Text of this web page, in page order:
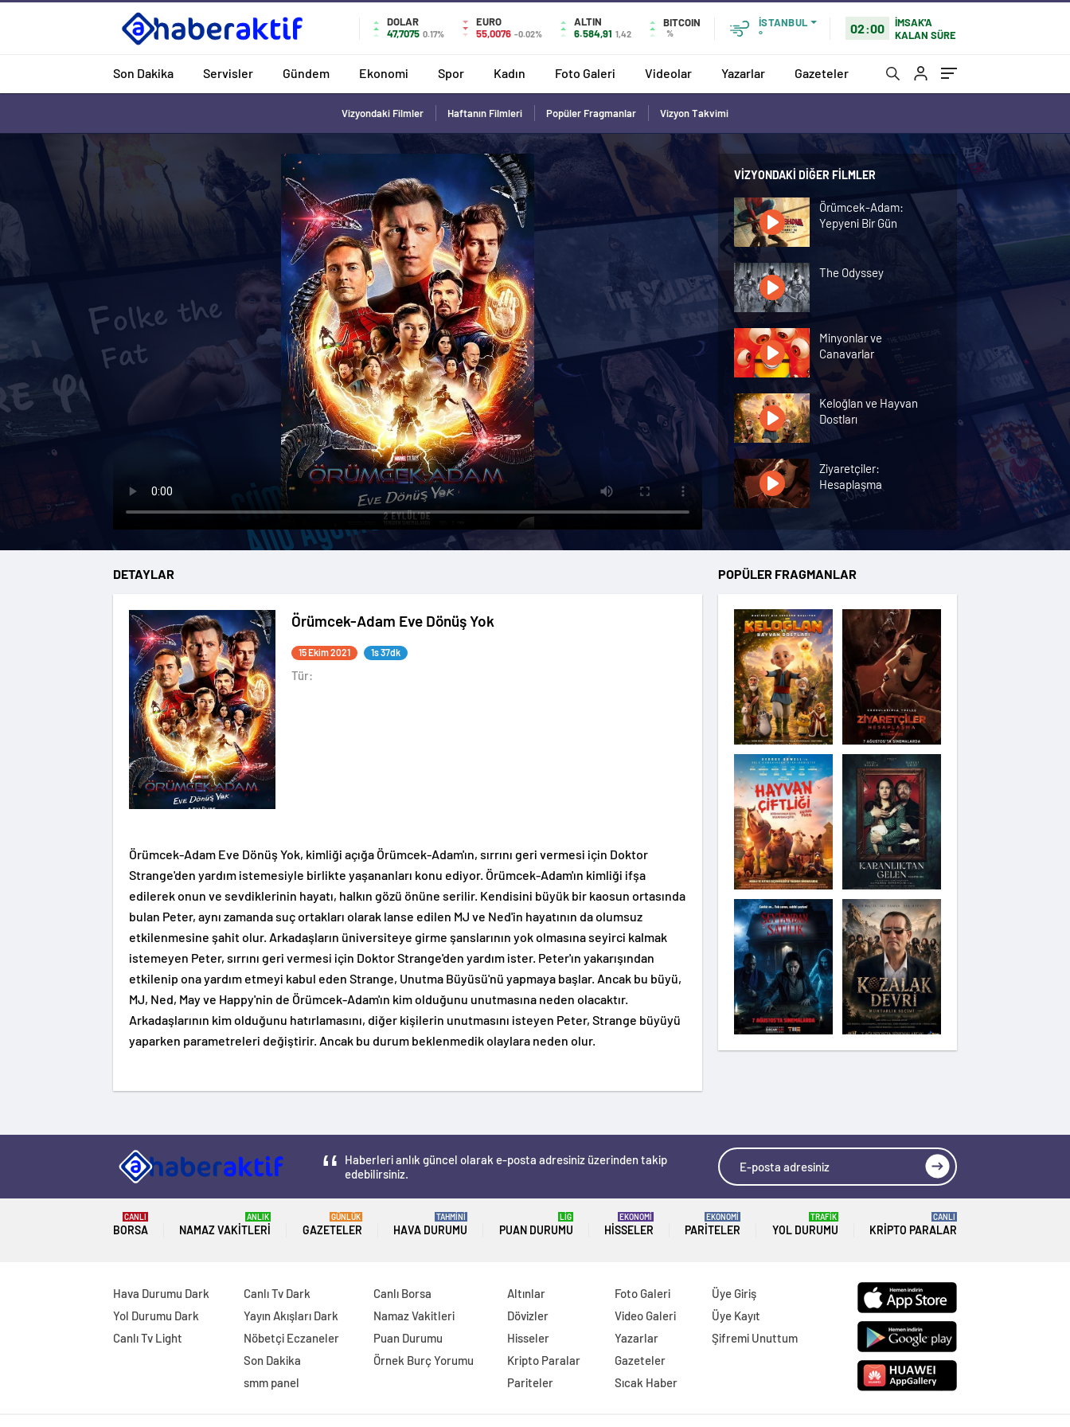
DOLAR
47,7075 0.17%
EURO
55,0076 -0.02%
ALTIN
6.584,91 1,42
BITCOIN
%
İSTANBUL
°
02:00
İMSAK'A
KALAN SÜRE
Son Dakika Servisler Gündem Ekonomi Spor Kadın Foto Galeri Videolar Yazarlar Gazeteler
Vizyondaki Filmler Haftanın Filmleri Popüler Fragmanlar Vizyon Takvimi
VIZYONDAKI DIĞER FILMLER
Örümcek-Adam:
Yepyeni Bir Gün
The Odyssey
Minyonlar ve
Canavarlar
Keloğlan ve Hayvan
Dostları
Ziyaretçiler:
Hesaplaşma
Nasreddin Hoca:
Zaman Yolcusu 4
Hayvan Çiftliği
Karanlıktan Gelen
Şeytandan Satılık
Moana
Kozalak Devri
DETAYLAR
Örümcek-Adam Eve Dönüş Yok
15 Ekim 2021 1s 37dk
Tür:
Örümcek-Adam Eve Dönüş Yok, kimliği açığa Örümcek-Adam'ın, sırrını geri vermesi için Doktor
Strange'den yardım istemesiyle birlikte yaşananları konu ediyor. Örümcek-Adam'ın kimliği ifşa
edilerek onun ve sevdiklerinin hayatı, halkın gözü önüne serilir. Kendisini büyük bir kaosun ortasında
bulan Peter, aynı zamanda suç ortakları olarak lanse edilen MJ ve Ned'in hayatının da olumsuz
etkilenmesine şahit olur. Arkadaşların üniversiteye girme şanslarının yok olmasına seyirci kalmak
istemeyen Peter, sırrını geri vermesi için Doktor Strange'den yardım ister. Peter'ın yakarışından
etkilenip ona yardım etmeyi kabul eden Strange, Unutma Büyüsü'nü yapmaya başlar. Ancak bu büyü,
MJ, Ned, May ve Happy'nin de Örümcek-Adam'ın kim olduğunu unutmasına neden olacaktır.
Arkadaşlarının kim olduğunu hatırlamasını, diğer kişilerin unutmasını isteyen Peter, Strange büyüyü
yaparken parametreleri değiştirir. Ancak bu durum beklenmedik olaylara neden olur.
POPÜLER FRAGMANLAR
Haberleri anlık güncel olarak e-posta adresiniz üzerinden takip
edebilirsiniz.
BORSA
CANLI
NAMAZ VAKITLERI
ANLIK
GAZETELER
GÜNLÜK
HAVA DURUMU
TAHMİNİ
PUAN DURUMU
LİG
HISSELER
EKONOMİ
PARITELER
EKONOMİ
YOL DURUMU
TRAFİK
KRIPTO PARALAR
CANLI
Hava Durumu Dark
Yol Durumu Dark
Canlı Tv Light
Canlı Tv Dark
Yayın Akışları Dark
Nöbetçi Eczaneler
Son Dakika
smm panel
Canlı Borsa
Namaz Vakitleri
Puan Durumu
Örnek Burç Yorumu
Altınlar
Dövizler
Hisseler
Kripto Paralar
Pariteler
Foto Galeri
Video Galeri
Yazarlar
Gazeteler
Sıcak Haber
Üye Giriş
Üye Kayıt
Şifremi Unuttum